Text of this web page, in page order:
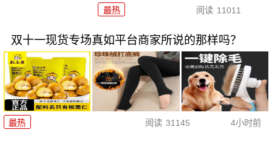
最热 阅读 11011
双十一现货专场真如平台商家所说的那样吗？
最热 阅读 31145 4小时前